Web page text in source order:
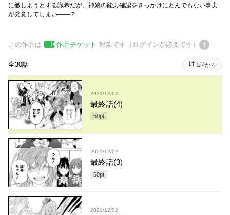
に徹しようとする識希だが、神娘の能力確認をきっかけにとんでもない事実
が発覚してしまい――？
この作品は 作品チケット 対象です（ログインが必要です）
全30話 1話から
2021/12/02
最終話(4)
50pt
2021/12/02
最終話(3)
50pt
2021/12/02